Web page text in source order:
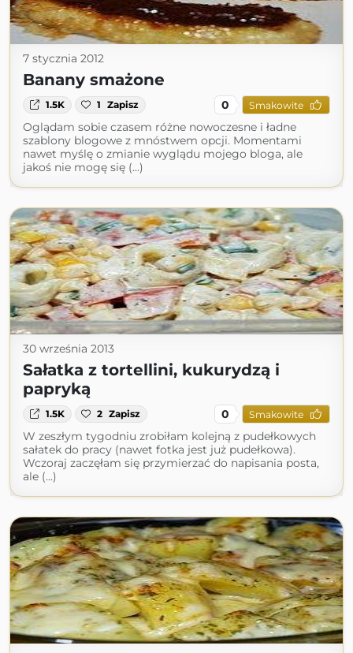
7 stycznia 2012
Banany smażone
1.5K 1 Zapisz 0 Smakowite
Oglądam sobie czasem różne nowoczesne i ładne
szablony blogowe z mnóstwem opcji. Momentami
nawet myślę o zmianie wyglądu mojego bloga, ale
jakoś nie mogę się (...)
30 września 2013
Sałatka z tortellini, kukurydzą i
papryką
1.5K 2 Zapisz 0 Smakowite
W zeszłym tygodniu zrobiłam kolejną z pudełkowych
sałatek do pracy (nawet fotka jest już pudełkowa).
Wczoraj zaczęłam się przymierzać do napisania posta,
ale (...)